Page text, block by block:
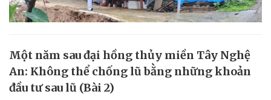
Một năm sau đại hồng thủy miền Tây Nghệ
An: Không thể chống lũ bằng những khoản
đầu tư sau lũ (Bài 2)